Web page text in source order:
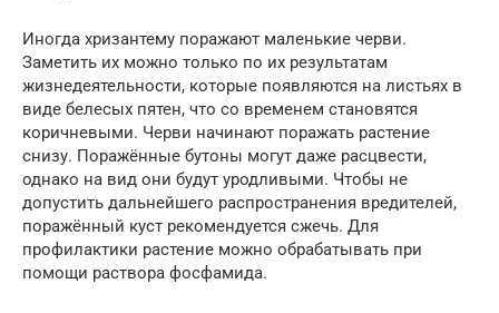
Иногда хризантему поражают маленькие черви.
Заметить их можно только по их результатам
жизнедеятельности, которые появляются на листьях в
виде белесых пятен, что со временем становятся
коричневыми. Черви начинают поражать растение
снизу. Поражённые бутоны могут даже расцвести,
однако на вид они будут уродливыми. Чтобы не
допустить дальнейшего распространения вредителей,
поражённый куст рекомендуется сжечь. Для
профилактики растение можно обрабатывать при
помощи раствора фосфамида.